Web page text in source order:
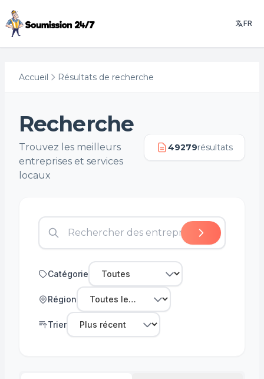
FR
Accueil Résultats de recherche
Recherche
Trouvez les meilleurs
entreprises et services
locaux
49279résultats
Catégorie
Région
Trier